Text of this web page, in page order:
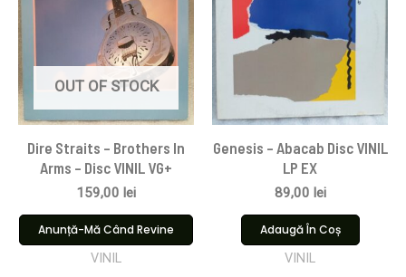
OUT OF STOCK
Dire Straits ‎– Brothers In
Arms – Disc VINIL VG+
159,00 lei
Anunță-Mă Când Revine
VINIL
Genesis – Abacab Disc VINIL
LP EX
89,00 lei
Adaugă În Coș
VINIL